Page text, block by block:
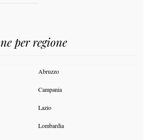
per regione
Abruzzo
Campania
Lazio
Lombardia